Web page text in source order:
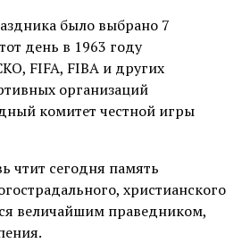
было выбрано 7
день в 1963 году
FIFA, FIBA и других
организаций
комитет честной игры
чтит сегодня память
христианского
величайшим праведником,